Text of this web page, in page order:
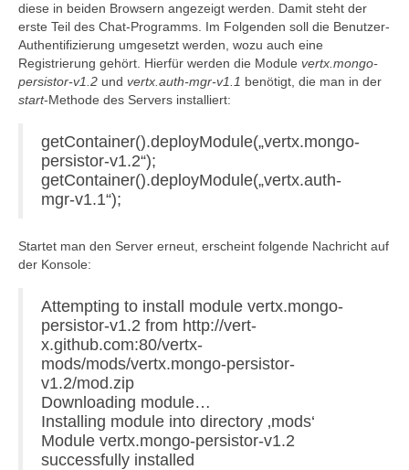
diese in beiden Browsern angezeigt werden. Damit steht der
erste Teil des Chat-Programms. Im Folgenden soll die Benutzer-
Authentifizierung umgesetzt werden, wozu auch eine
Registrierung gehört. Hierfür werden die Module vertx.mongo-
persistor-v1.2 und vertx.auth-mgr-v1.1 benötigt, die man in der
start-Methode des Servers installiert:
getContainer().deployModule(„vertx.mongo-
persistor-v1.2“);
getContainer().deployModule(„vertx.auth-
mgr-v1.1“);
Startet man den Server erneut, erscheint folgende Nachricht auf
der Konsole:
Attempting to install module vertx.mongo-
persistor-v1.2 from http://vert-
x.github.com:80/vertx-
mods/mods/vertx.mongo-persistor-
v1.2/mod.zip
Downloading module…
Installing module into directory ‚mods‘
Module vertx.mongo-persistor-v1.2
successfully installed